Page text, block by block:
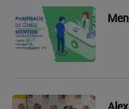
SPORT
SANTÉ